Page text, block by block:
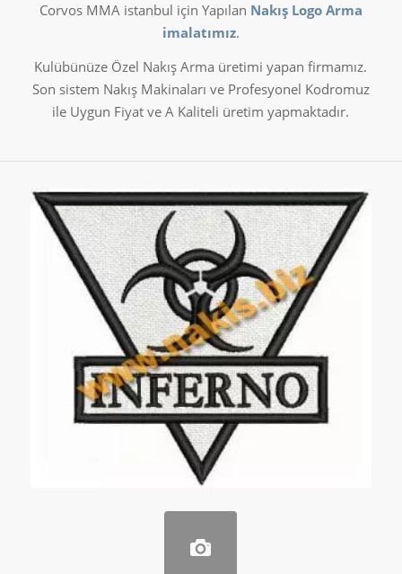
Corvos MMA istanbul için Yapılan Nakış Logo Arma
imalatımız.
Kulübünüze Özel Nakış Arma üretimi yapan firmamız.
Son sistem Nakış Makinaları ve Profesyonel Kodromuz
ile Uygun Fiyat ve A Kaliteli üretim yapmaktadır.